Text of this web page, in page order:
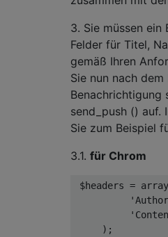
3. Sie müssen ein
Felder für Titel,
gemäß Ihren
Sie nun nach
Benachrichtigung
send_push () auf.
Sie zum Beispiel
3.1. für Chrom
$headers = array
);